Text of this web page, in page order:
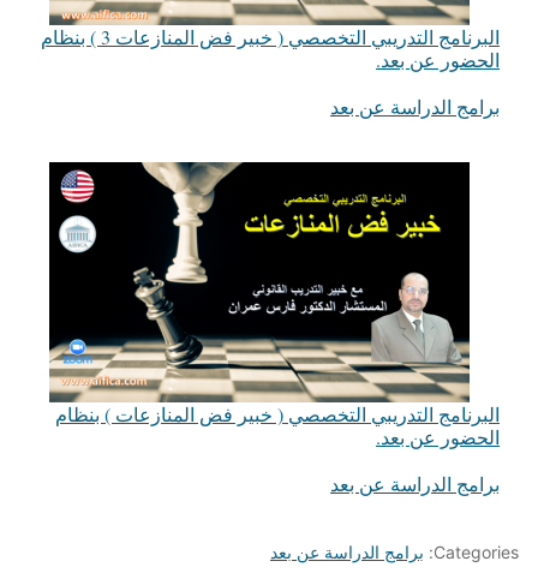
البرنامج التدريبي التخصصي ( خبير فض المنازعات 3 ) بنظام
الحضور عن بعد.
في ما يتعلق بما يأتي
برامج الدراسة عن بعد
البرنامج التدريبي التخصصي ( خبير فض المنازعات ) بنظام
الحضور عن بعد.
في ما يتعلق بما يأتي
برامج الدراسة عن بعد
Categories: برامج الدراسة عن بعد